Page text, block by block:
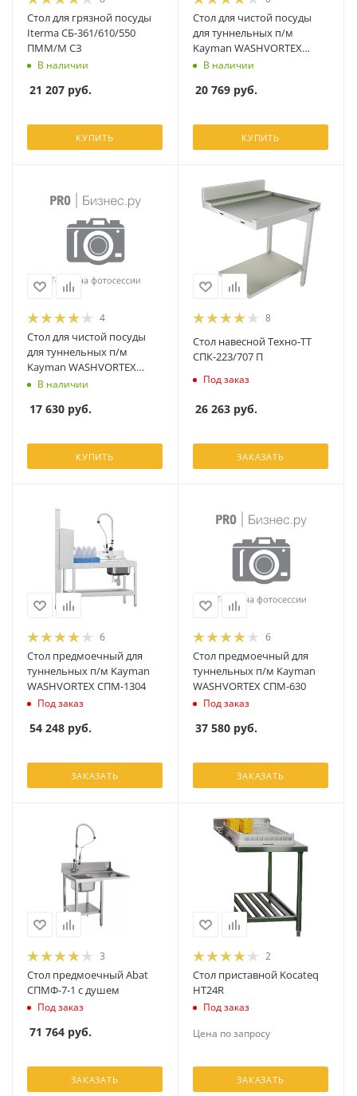
Стол для грязной посуды
Iterma СБ-361/610/550
ПММ/М СЗ
В наличии
21 207 руб.
КУПИТЬ
Стол для чистой посуды
для туннельных п/м
Kayman WASHVORTEX
СПМ-900
В наличии
20 769 руб.
КУПИТЬ
4
Стол для чистой посуды
для туннельных п/м
Kayman WASHVORTEX
СПМ-630
В наличии
17 630 руб.
КУПИТЬ
8
Стол навесной Техно-ТТ
СПК-223/707 П
Под заказ
26 263 руб.
ЗАКАЗАТЬ
6
Стол предмоечный для
туннельных п/м Kayman
WASHVORTEX СПМ-1304
Под заказ
54 248 руб.
ЗАКАЗАТЬ
6
Стол предмоечный для
туннельных п/м Kayman
WASHVORTEX СПМ-630
Под заказ
37 580 руб.
ЗАКАЗАТЬ
3
Стол предмоечный Abat
СПМФ-7-1 с душем
Под заказ
71 764 руб.
ЗАКАЗАТЬ
2
Стол приставной Kocateq
HT24R
Под заказ
Цена по запросу
ЗАКАЗАТЬ